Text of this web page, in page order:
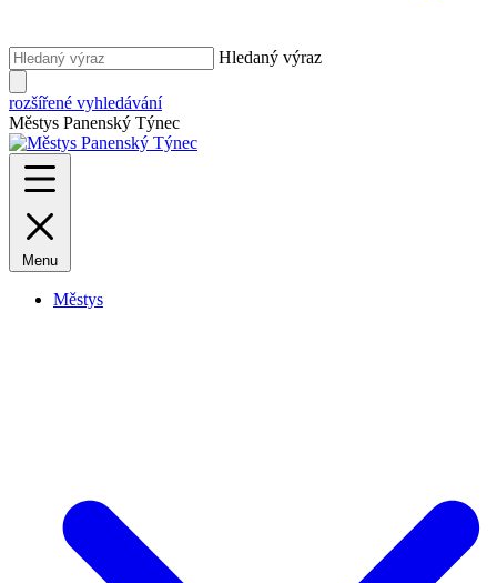
Hledaný výraz
rozšířené vyhledávání
Městys Panenský Týnec
Menu
Městys